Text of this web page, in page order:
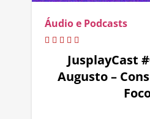
Áudio e Podcasts
JusplayCast
Augusto –